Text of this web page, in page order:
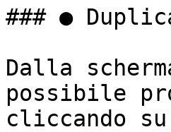
### ●
Dalla
possibile
cliccando